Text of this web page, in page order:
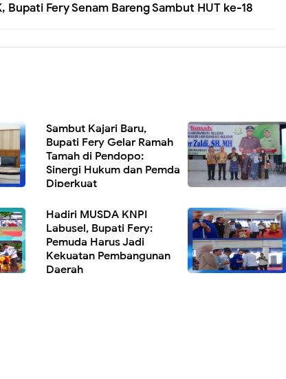
Bupati Fery Senam Bareng Sambut HUT ke-18
Sambut Kajari Baru,
Bupati Fery Gelar Ramah
Tamah di Pendopo:
Sinergi Hukum dan Pemda
Diperkuat
Hadiri MUSDA KNPI
Labusel, Bupati Fery:
Pemuda Harus Jadi
Kekuatan Pembangunan
Daerah